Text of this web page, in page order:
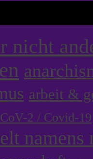
nicht
arbeit &
2 / Covid-19
namens